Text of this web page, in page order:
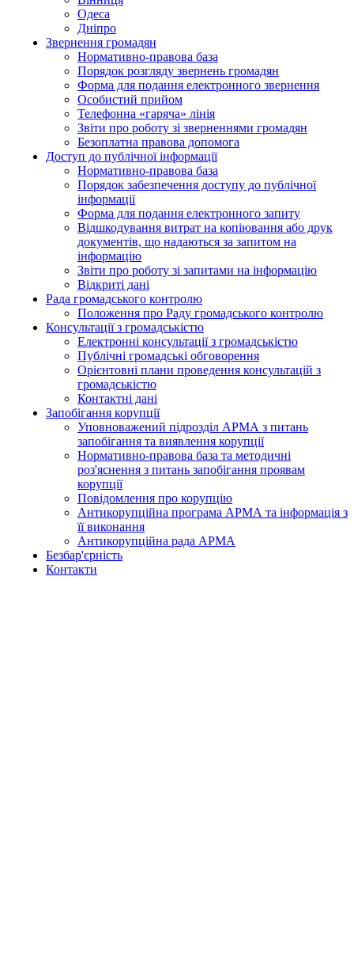
Одеса
Дніпро
Звернення громадян
Нормативно-правова база
Порядок розгляду звернень громадян
Форма для подання електронного звернення
Особистий прийом
Телефонна «гаряча» лінія
Звіти про роботу зі зверненнями громадян
Безоплатна правова допомога
Доступ до публічної інформації
Нормативно-правова база
Порядок забезпечення доступу до публічної
інформації
Форма для подання електронного запиту
Відшкодування витрат на копіювання або друк
документів, що надаються за запитом на
інформацію
Звіти про роботу зі запитами на інформацію
Відкриті дані
Рада громадського контролю
Положення про Раду громадського контролю
Консультації з громадськістю
Електронні консультації з громадськістю
Публічні громадські обговорення
Орієнтовні плани проведення консультацій з
громадськістю
Контактні дані
Запобігання корупції
Уповноважений підрозділ АРМА з питань
запобігання та виявлення корупції
Нормативно-правова база та методичні
роз'яснення з питань запобігання проявам
корупції
Повідомлення про корупцію
Антикорупційна програма АРМА та інформація з
її виконання
Антикорупційна рада АРМА
Безбар'єрність
Контакти